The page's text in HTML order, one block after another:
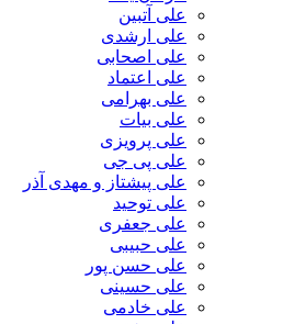
علی آتبین
علی ارشدی
علی اصحابی
علی اعتماد
علی بهرامی
علی بیات
علی پرویزی
علی پی جی
علی پیشتاز و مهدی آذر
علی توحید
علی جعفری
علی حبیبی
علی حسن پور
علی حسینی
علی خادمی